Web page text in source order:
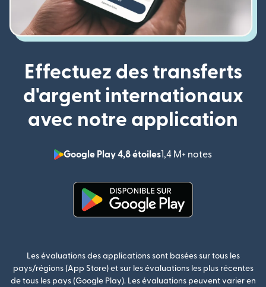
Effectuez des transferts
d'argent internationaux
avec notre application
Google Play 4,8 étoiles1,4 M+ notes
Les évaluations des applications sont basées sur tous les
pays/régions (App Store) et sur les évaluations les plus récentes
de tous les pays (Google Play). Les évaluations peuvent varier en